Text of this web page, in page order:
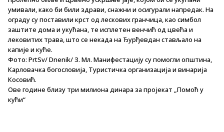
умивали, како би били здрави, снажни и осигурали напредак. На
ограду су поставили крст од лескових гранчица, као симбол
заштите дома и укућана, те исплетен венчић од цвећа и
лековитих трава, што се некада на Ђурђевдан стављало на
капије и куће.
Фото: PrtSv/ Dnenik/ З. Мл. Манифестацију су помогли општина,
Карловачка богословија, Туристичка организација и винарија
Косовић.
Ове године близу три милиона динара за пројекат „Помоћ у
кући“